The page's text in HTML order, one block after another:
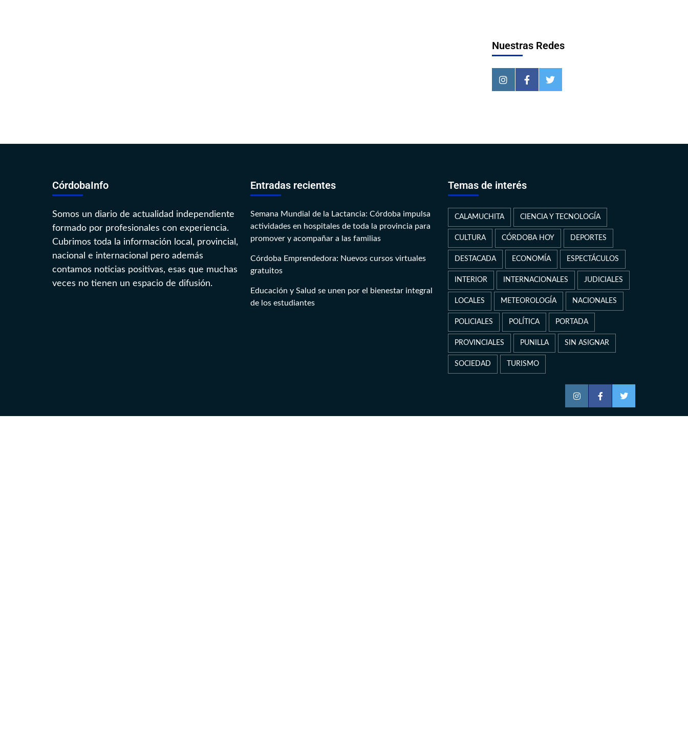
Nuestras Redes
CórdobaInfo
Somos un diario de actualidad independiente
formado por profesionales con experiencia.
Cubrimos toda la información local, provincial,
nacional e internacional pero además
contamos noticias positivas, esas que muchas
veces no tienen un espacio de difusión.
Entradas recientes
Semana Mundial de la Lactancia: Córdoba impulsa
actividades en hospitales de toda la provincia para
promover y acompañar a las familias
Córdoba Emprendedora: Nuevos cursos virtuales
gratuitos
Educación y Salud se unen por el bienestar integral
de los estudiantes
Temas de interés
CALAMUCHITA CIENCIA Y TECNOLOGÍA
CULTURA CÓRDOBA HOY DEPORTES
DESTACADA ECONOMÍA ESPECTÁCULOS
INTERIOR INTERNACIONALES JUDICIALES
LOCALES METEOROLOGÍA NACIONALES
POLICIALES POLÍTICA PORTADA
PROVINCIALES PUNILLA SIN ASIGNAR
SOCIEDAD TURISMO